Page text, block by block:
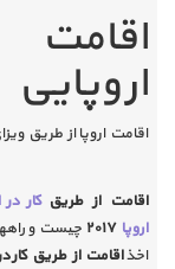
اقامت
اروپایی
اقامت اروپا از طریق
اقامت از
اقامت از طریق کار در
اروپا ۲۰۱۷ چیست و
اخذاقامت از طریق کار در